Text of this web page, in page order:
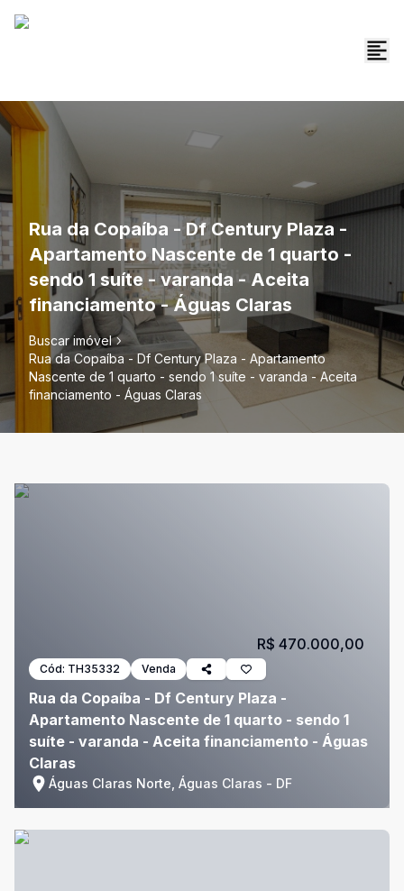
Rua da Copaíba - Df Century Plaza -
Apartamento Nascente de 1 quarto -
sendo 1 suíte - varanda - Aceita
financiamento - Águas Claras
Buscar imóvel
Rua da Copaíba - Df Century Plaza - Apartamento
Nascente de 1 quarto - sendo 1 suíte - varanda - Aceita
financiamento - Águas Claras
Cód: TH35332 Venda
Rua da Copaíba - Df Century Plaza -
Apartamento Nascente de 1 quarto - sendo 1
suíte - varanda - Aceita financiamento - Águas
Claras
Águas Claras Norte, Águas Claras - DF
R$ 470.000,00